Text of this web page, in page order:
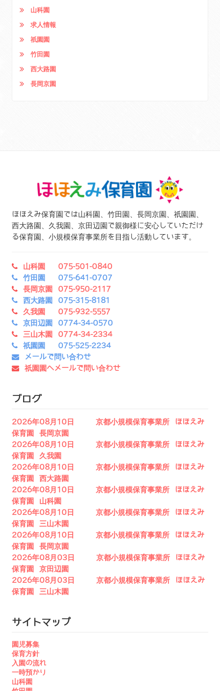
山科園
求人情報
祇園園
竹田園
西大路園
長岡京園
ほほえみ保育園では山科園、竹田園、長岡京園、祇園園、
西大路園、久我園、京田辺園で親御様に安心していただけ
る保育園、小規模保育事業所を目指し活動しています。
山科園 075-501-0840
竹田園 075-641-0707
長岡京園 075-950-2117
西大路園 075-315-8181
久我園 075-932-5557
京田辺園 0774-34-0570
三山木園 0774-34-2334
祇園園 075-525-2234
メールで問い合わせ
祇園園へメールで問い合わせ
ブログ
2026年08月10日 京都小規模保育事業所 ほほえみ
保育園 長岡京園
2026年08月10日 京都小規模保育事業所 ほほえみ
保育園 久我園
2026年08月10日 京都小規模保育事業所 ほほえみ
保育園 西大路園
2026年08月10日 京都小規模保育事業所 ほほえみ
保育園 山科園
2026年08月10日 京都小規模保育事業所 ほほえみ
保育園 三山木園
2026年08月10日 京都小規模保育事業所 ほほえみ
保育園 長岡京園
2026年08月03日 京都小規模保育事業所 ほほえみ
保育園 京田辺園
2026年08月03日 京都小規模保育事業所 ほほえみ
保育園 三山木園
サイトマップ
園児募集
保育方針
入園の流れ
一時預かり
山科園